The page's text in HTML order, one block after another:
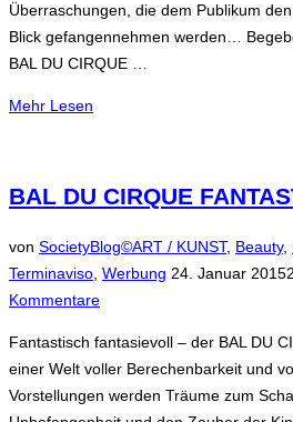
Überraschungen, die dem Publikum
Blick gefangennehmen werden…
BAL DU CIRQUE …
Mehr über
CIRQUE
FANTASTIQUE
am
Samstag,
den
April
2015“
Lesen
BAL DU CIRQUE
von SocietyBlog©ART / KUNST, Beauty,
Terminaviso, Werbung Veröffentlicht
24. Januar 2015
Kommentare
Fantastisch fantasievoll – der BAL DU
einer Welt voller Berechenbarkeit und
Vorstellungen werden Träume zum